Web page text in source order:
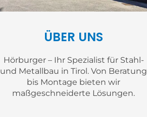
ÜBER UNS
Hörburger – Ihr Spezialist für Stahl-
und Metallbau in Tirol. Von Beratung
bis Montage bieten wir
maßgeschneiderte Lösungen.